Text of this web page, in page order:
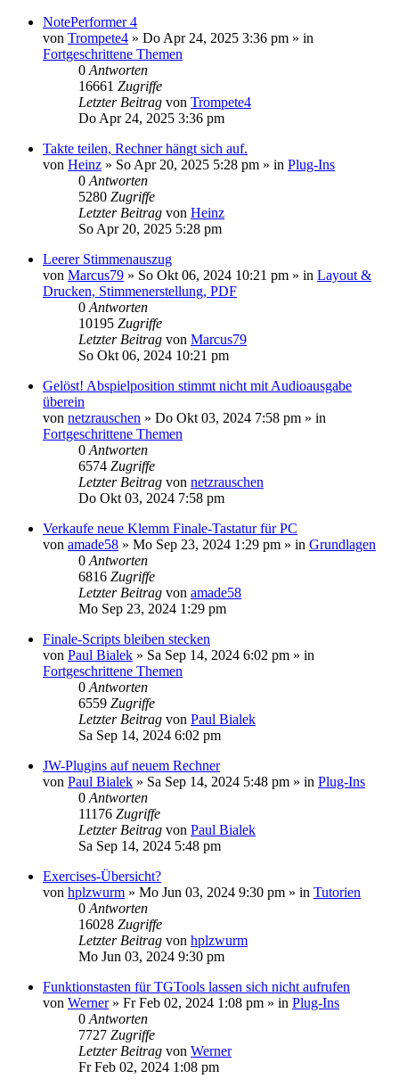
NotePerformer 4
von Trompete4 » Do Apr 24, 2025 3:36 pm » in
Fortgeschrittene Themen
0 Antworten
16661 Zugriffe
Letzter Beitrag von Trompete4
Do Apr 24, 2025 3:36 pm
Takte teilen, Rechner hängt sich auf.
von Heinz » So Apr 20, 2025 5:28 pm » in Plug-Ins
0 Antworten
5280 Zugriffe
Letzter Beitrag von Heinz
So Apr 20, 2025 5:28 pm
Leerer Stimmenauszug
von Marcus79 » So Okt 06, 2024 10:21 pm » in Layout &
Drucken, Stimmenerstellung, PDF
0 Antworten
10195 Zugriffe
Letzter Beitrag von Marcus79
So Okt 06, 2024 10:21 pm
Gelöst! Abspielposition stimmt nicht mit Audioausgabe
überein
von netzrauschen » Do Okt 03, 2024 7:58 pm » in
Fortgeschrittene Themen
0 Antworten
6574 Zugriffe
Letzter Beitrag von netzrauschen
Do Okt 03, 2024 7:58 pm
Verkaufe neue Klemm Finale-Tastatur für PC
von amade58 » Mo Sep 23, 2024 1:29 pm » in Grundlagen
0 Antworten
6816 Zugriffe
Letzter Beitrag von amade58
Mo Sep 23, 2024 1:29 pm
Finale-Scripts bleiben stecken
von Paul Bialek » Sa Sep 14, 2024 6:02 pm » in
Fortgeschrittene Themen
0 Antworten
6559 Zugriffe
Letzter Beitrag von Paul Bialek
Sa Sep 14, 2024 6:02 pm
JW-Plugins auf neuem Rechner
von Paul Bialek » Sa Sep 14, 2024 5:48 pm » in Plug-Ins
0 Antworten
11176 Zugriffe
Letzter Beitrag von Paul Bialek
Sa Sep 14, 2024 5:48 pm
Exercises-Übersicht?
von hplzwurm » Mo Jun 03, 2024 9:30 pm » in Tutorien
0 Antworten
16028 Zugriffe
Letzter Beitrag von hplzwurm
Mo Jun 03, 2024 9:30 pm
Funktionstasten für TGTools lassen sich nicht aufrufen
von Werner» Fr Feb 02, 2024 1:08 pm » in Plug-Ins
0 Antworten
7727 Zugriffe
Letzter Beitrag von Werner
Fr Feb 02, 2024 1:08 pm